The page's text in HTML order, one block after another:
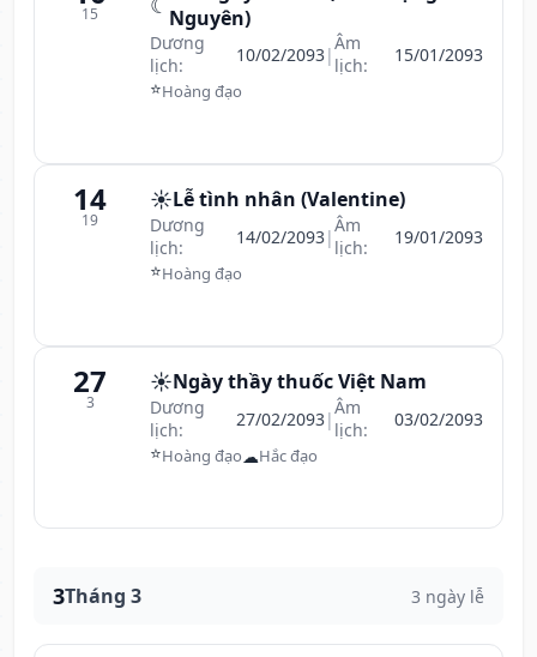
15
Nguyên)
Dương
lịch:
10/02/2093|Âm
lịch:
15/01/2093
⭐Hoàng đạo
14
19
☀️Lễ tình nhân (Valentine)
Dương
lịch:
14/02/2093|Âm
lịch:
19/01/2093
⭐Hoàng đạo
27
3
☀️Ngày thầy thuốc Việt Nam
Dương
lịch:
27/02/2093|Âm
lịch:
03/02/2093
⭐Hoàng đạo☁Hắc đạo
3Tháng 3 3 ngày lễ